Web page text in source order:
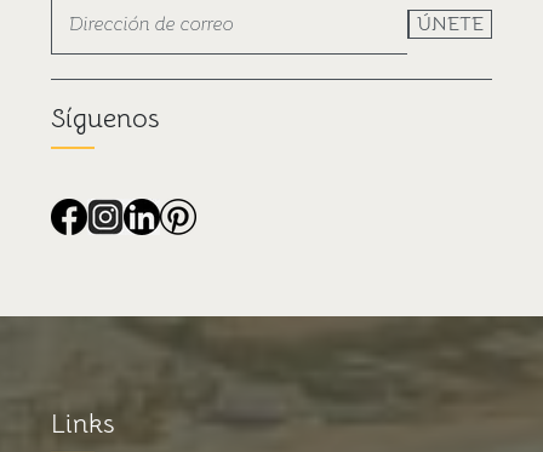
ÚNETE
Síguenos
Links